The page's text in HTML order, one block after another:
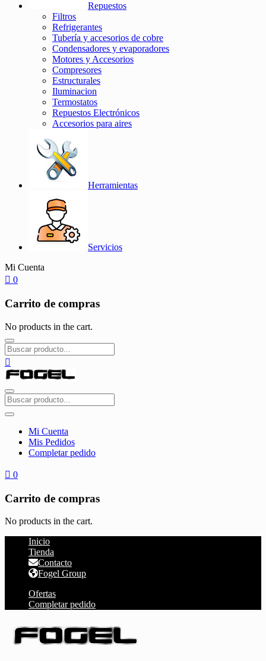
Repuestos
Filtros
Refrigerantes
Tubería y accesorios de cobre
Condensadores y evaporadores
Motores y Accesorios
Compresores
Estructurales
Iluminacion
Termostatos
Repuestos Electrónicos
Accesorios para aires
Herramientas
Servicios
Mi Cuenta
0
Carrito de compras
No products in the cart.
Mi Cuenta
Mis Pedidos
Completar pedido
0
Carrito de compras
No products in the cart.
Inicio
Tienda
Contacto
Fogel Group
Ofertas
Completar pedido